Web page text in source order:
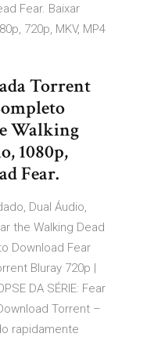
Fear. Baixar
720p, MKV, MP4
Torrent
Walking
1080p,
Fear.
Dual Áudio,
the Walking Dead
Download Fear
Bluray 720p |
DA SÉRIE: Fear
Torrent –
rapidamente